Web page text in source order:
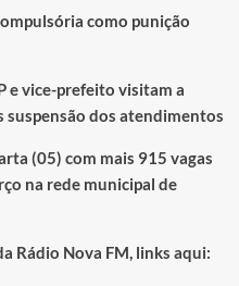
como punição
e vice-prefeito visitam a
dos atendimentos
(05) com mais 915 vagas
na rede municipal de
Rádio Nova FM, links aqui: